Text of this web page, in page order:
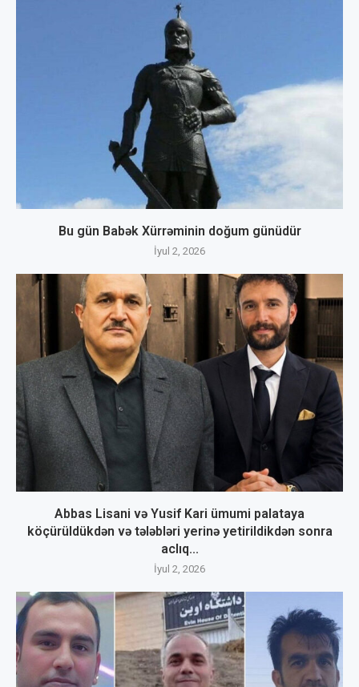
Bu gün Babək Xürrəminin doğum günüdür
İyul 2, 2026
Abbas Lisani və Yusif Kari ümumi palataya
köçürüldükdən və tələbləri yerinə yetirildikdən sonra
aclıq...
İyul 2, 2026